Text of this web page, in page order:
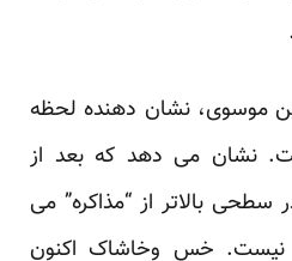
17 میر حسین موسوی، نشان دهنده لحظه
نشان می دهد که بعد از
بالاتر از “مذاکره” می
نیست. خس وخاشاک اکنون